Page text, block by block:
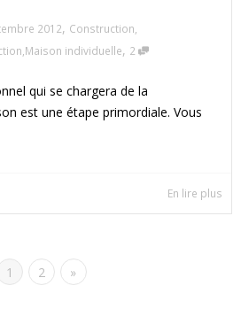
2012, Construction
Maison individuelle, 2
qui se chargera de la
est une étape primordiale. Vous
En lire plus
1 2 »